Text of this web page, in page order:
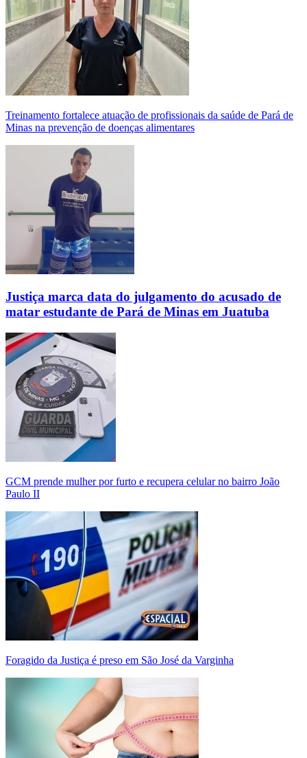
Treinamento fortalece atuação de profissionais da saúde de Pará de
Minas na prevenção de doenças alimentares
Justiça marca data do julgamento do acusado de
matar estudante de Pará de Minas em Juatuba
GCM prende mulher por furto e recupera celular no bairro João
Paulo II
Foragido da Justiça é preso em São José da Varginha